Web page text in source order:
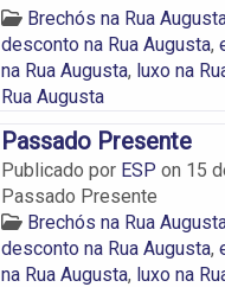
Brechós na Rua
desconto na Rua Augusta,
na Rua Augusta, luxo na
Rua Augusta
Passado Presente
Publicado por ESP on 15
Passado Presente
Brechós na Rua
desconto na Rua Augusta,
na Rua Augusta, luxo na